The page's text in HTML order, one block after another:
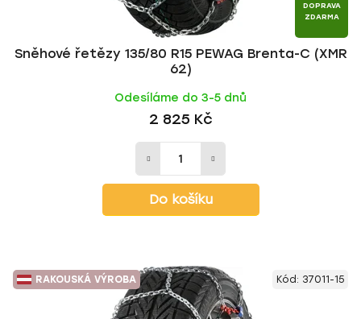
DOPRAVA
ZDARMA
Sněhové řetězy 135/80 R15 PEWAG Brenta-C (XMR
62)
Odesíláme do 3-5 dnů
2 825 Kč
Do košíku
RAKOUSKÁ VÝROBA Kód: 37011-15